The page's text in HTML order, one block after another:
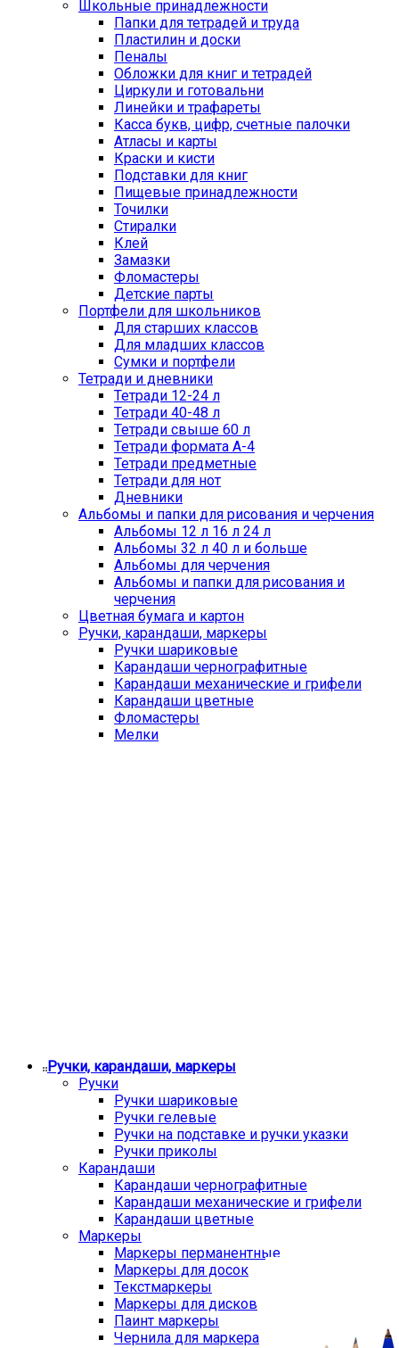
Школьные принадлежности
Папки для тетрадей и труда
Пластилин и доски
Пеналы
Обложки для книг и тетрадей
Циркули и готовальни
Линейки и трафареты
Касса букв, цифр, счетные палочки
Атласы и карты
Краски и кисти
Подставки для книг
Пищевые принадлежности
Точилки
Стиралки
Клей
Замазки
Фломастеры
Детские парты
Портфели для школьников
Для старших классов
Для младших классов
Сумки и портфели
Тетради и дневники
Тетради 12-24 л
Тетради 40-48 л
Тетради свыше 60 л
Тетради формата А-4
Тетради предметные
Тетради для нот
Дневники
Альбомы и папки для рисования и черчения
Альбомы 12 л 16 л 24 л
Альбомы 32 л 40 л и больше
Альбомы для черчения
Альбомы и папки для рисования и
черчения
Цветная бумага и картон
Ручки, карандаши, маркеры
Ручки шариковые
Карандаши чернографитные
Карандаши механические и грифели
Карандаши цветные
Фломастеры
Мелки
Ручки, карандаши, маркеры
Ручки
Ручки шариковые
Ручки гелевые
Ручки на подставке и ручки указки
Ручки приколы
Карандаши
Карандаши чернографитные
Карандаши механические и грифели
Карандаши цветные
Маркеры
Маркеры перманентные
Маркеры для досок
Текстмаркеры
Маркеры для дисков
Паинт маркеры
Чернила для маркера